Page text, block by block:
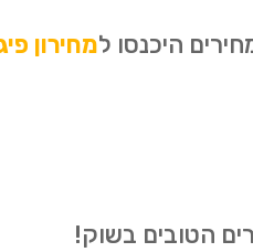
היכנסו למחירון
הטובים בשוק!